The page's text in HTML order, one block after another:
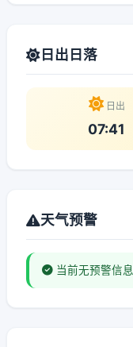
日出日落
日出
07:41
天气预警
当前无预警信息